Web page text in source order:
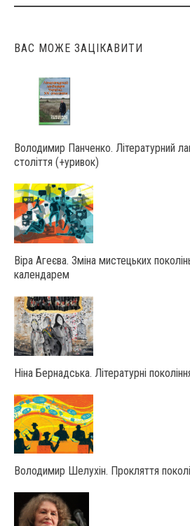
ВАС МОЖЕ ЗАЦІКАВИТИ
Володимир Панченко. Літературний
століття (+уривок)
Віра Агеєва. Зміна мистецьких
календарем
Ніна Бернадська. Літературні
Володимир Шелухін. Прокляття